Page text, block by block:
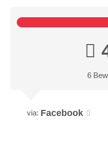
6
via: Facebook